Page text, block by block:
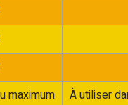
maximum À utiliser